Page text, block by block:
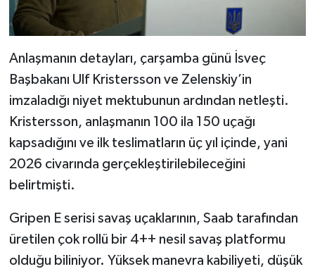
Anlaşmanın detayları, çarşamba günü İsveç
Başbakanı Ulf Kristersson ve Zelenskiy’in
imzaladığı niyet mektubunun ardından netleşti.
Kristersson, anlaşmanın 100 ila 150 uçağı
kapsadığını ve ilk teslimatların üç yıl içinde, yani
2026 civarında gerçekleştirilebileceğini
belirtmişti.
Gripen E serisi savaş uçaklarının, Saab tarafından
üretilen çok rollü bir 4++ nesil savaş platformu
olduğu biliniyor. Yüksek manevra kabiliyeti, düşük